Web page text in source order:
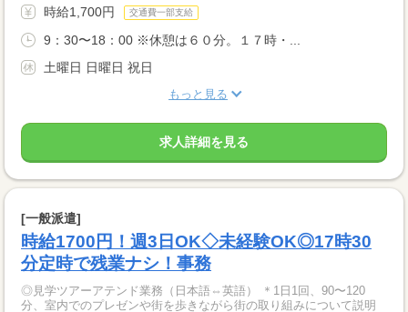
時給1,700円 交通費一部支給
9：30〜18：00 ※休憩は６０分。１７時・...
土曜日 日曜日 祝日
もっと見る
求人詳細を見る
[一般派遣]
時給1700円！週3日OK◇未経験OK◎17時30
分定時で残業ナシ！事務
◎見学ツアーアテンド業務（日本語⇔英語） ＊1日1回、90〜120
分、室内でのプレゼンや街を歩きながら街の取り組みについて説明